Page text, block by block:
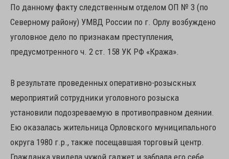
По данному факту следственным отделом ОП № 3 (по
Северному району) УМВД России по г. Орлу возбуждено
уголовное дело по признакам преступления,
предусмотренного ч. 2 ст. 158 УК РФ «Кража».
В результате проведенных оперативно-розыскных
мероприятий сотрудники уголовного розыска
установили подозреваемую в противоправном деянии.
Ею оказалась жительница Орловского муниципального
округа 1980 г.р., также посещавшая торговый центр.
Гражданка увидела чужой гаджет и забрала его себе.